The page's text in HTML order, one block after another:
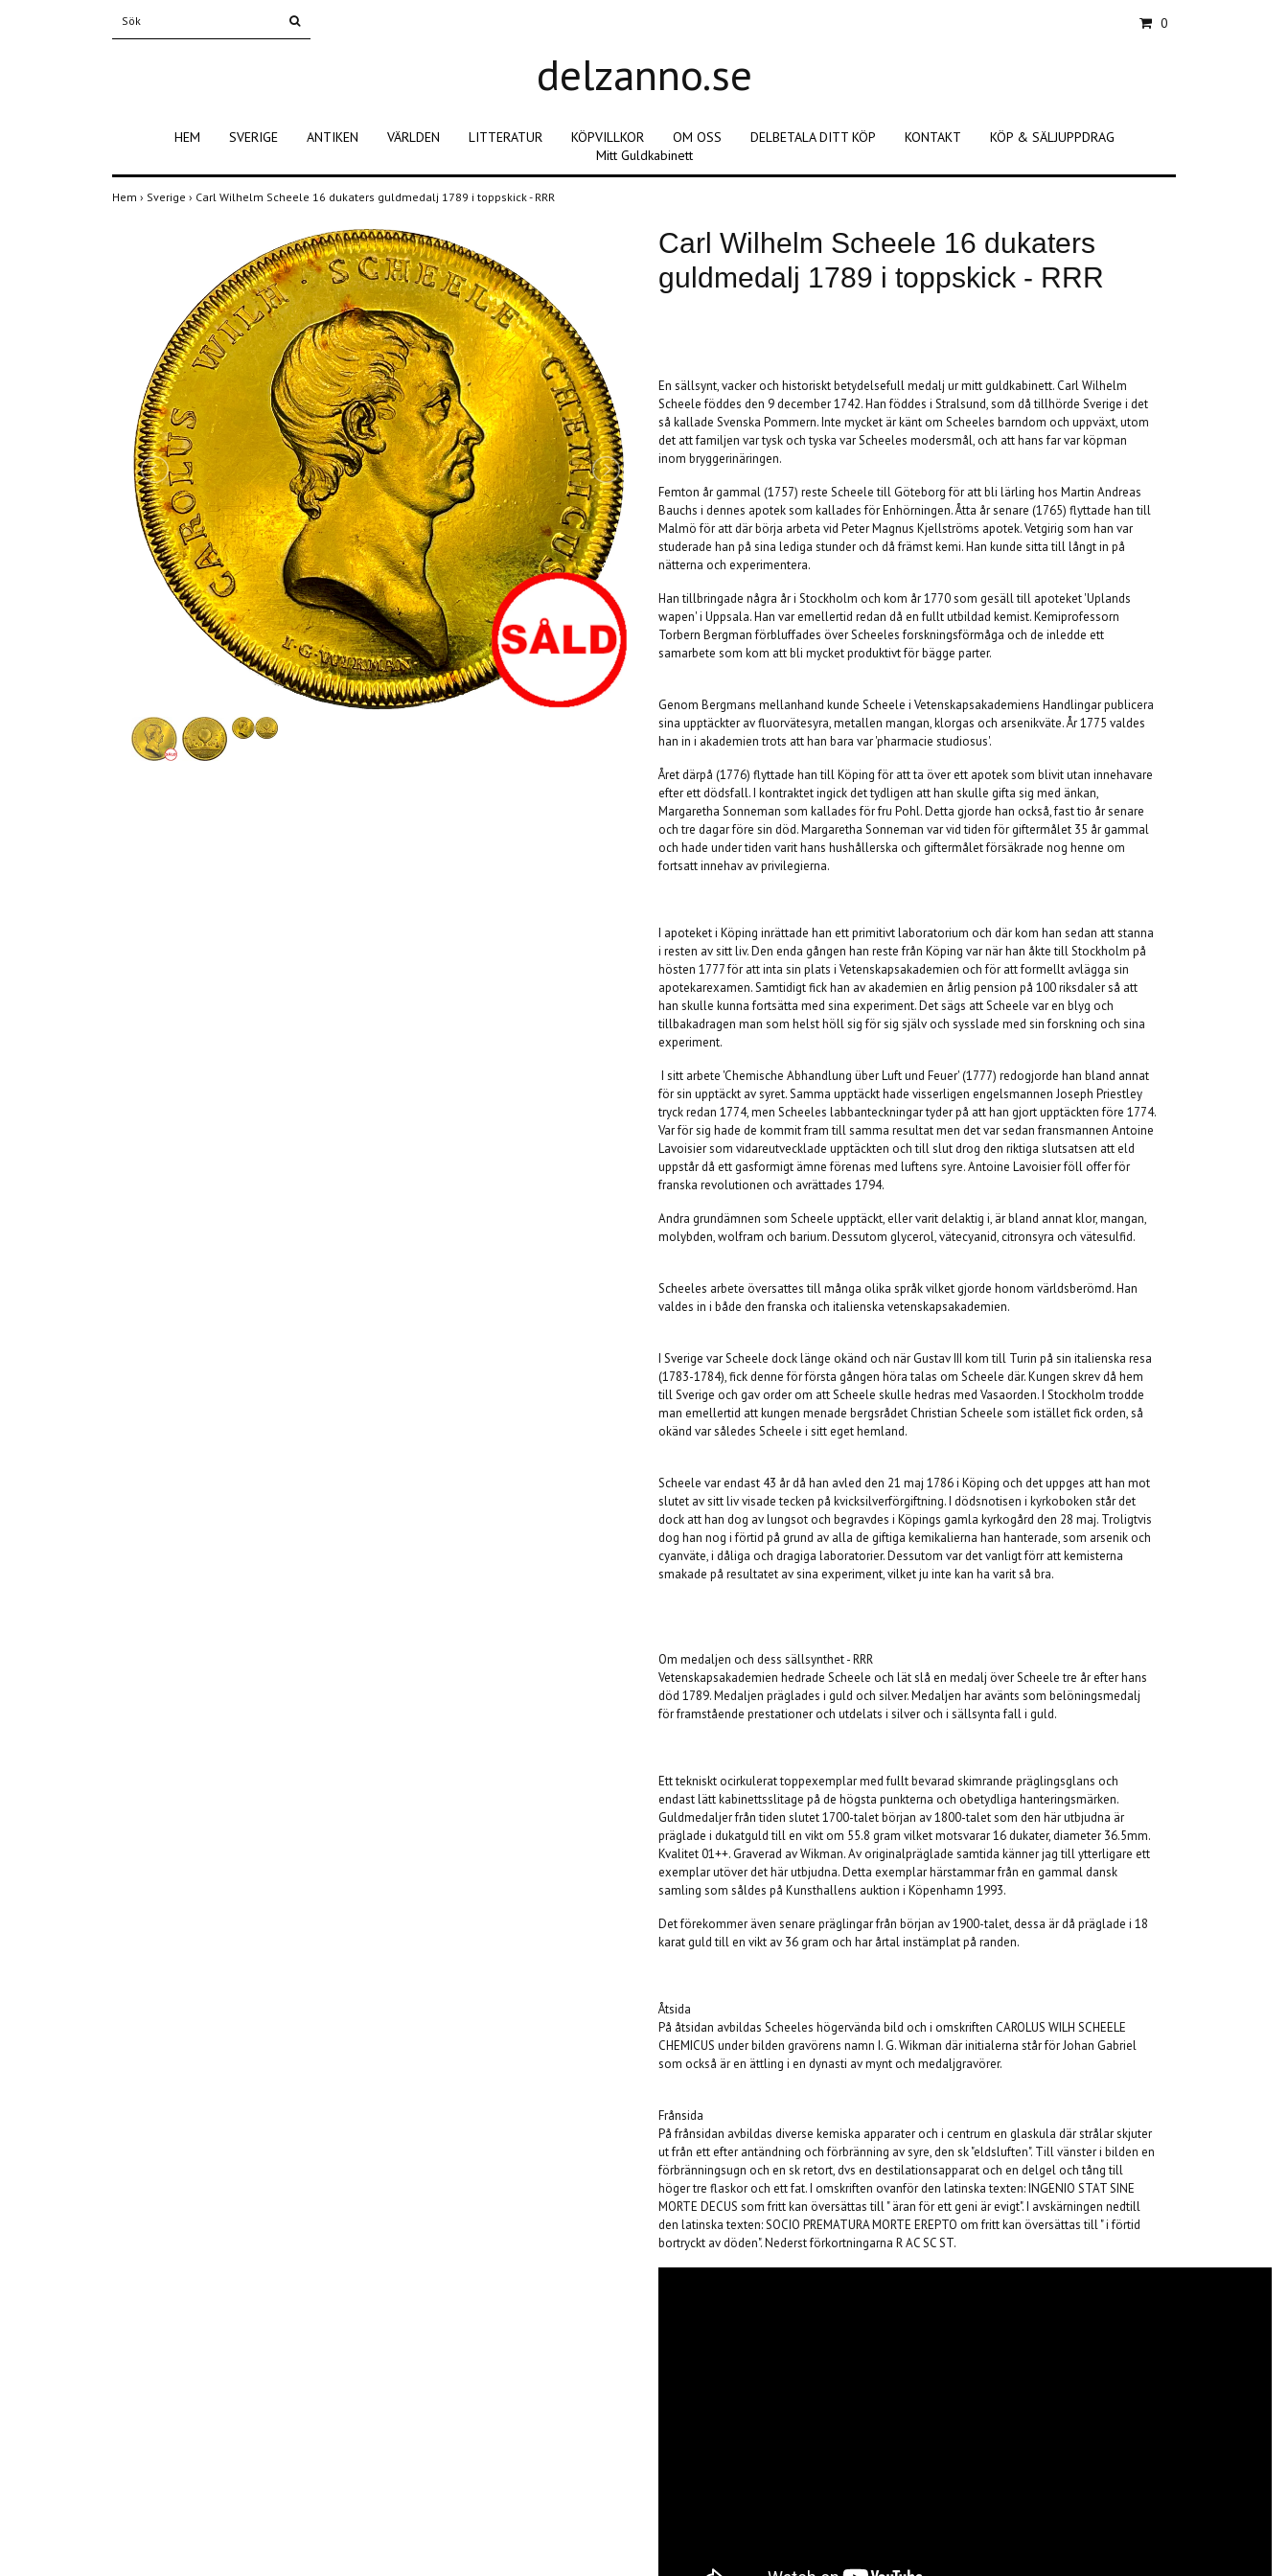
0
delzanno.se
HEM SVERIGE ANTIKEN VÄRLDEN LITTERATUR KÖPVILLKOR OM OSS DELBETALA DITT KÖP KONTAKT
KÖP & SÄLJUPPDRAG
Mitt Guldkabinett
Hem › Sverige › Carl Wilhelm Scheele 16 dukaters guldmedalj 1789 i toppskick - RRR
Carl Wilhelm Scheele 16 dukaters
guldmedalj 1789 i toppskick - RRR
En sällsynt, vacker och historiskt betydelsefull medalj ur mitt guldkabinett. Carl Wilhelm
Scheele föddes den 9 december 1742. Han föddes i Stralsund, som då tillhörde Sverige i det
så kallade Svenska Pommern. Inte mycket är känt om Scheeles barndom och uppväxt, utom
det att familjen var tysk och tyska var Scheeles modersmål, och att hans far var köpman
inom bryggerinäringen.
Femton år gammal (1757) reste Scheele till Göteborg för att bli lärling hos Martin Andreas
Bauchs i dennes apotek som kallades för Enhörningen. Åtta år senare (1765) flyttade han till
Malmö för att där börja arbeta vid Peter Magnus Kjellströms apotek. Vetgirig som han var
studerade han på sina lediga stunder och då främst kemi. Han kunde sitta till långt in på
nätterna och experimentera.
Han tillbringade några år i Stockholm och kom år 1770 som gesäll till apoteket 'Uplands
wapen' i Uppsala. Han var emellertid redan då en fullt utbildad kemist. Kemiprofessorn
Torbern Bergman förbluffades över Scheeles forskningsförmåga och de inledde ett
samarbete som kom att bli mycket produktivt för bägge parter.
Genom Bergmans mellanhand kunde Scheele i Vetenskapsakademiens Handlingar publicera
sina upptäckter av fluorvätesyra, metallen mangan, klorgas och arsenikväte. År 1775 valdes
han in i akademien trots att han bara var 'pharmacie studiosus'.
Året därpå (1776) flyttade han till Köping för att ta över ett apotek som blivit utan innehavare
efter ett dödsfall. I kontraktet ingick det tydligen att han skulle gifta sig med änkan,
Margaretha Sonneman som kallades för fru Pohl. Detta gjorde han också, fast tio år senare
och tre dagar före sin död. Margaretha Sonneman var vid tiden för giftermålet 35 år gammal
och hade under tiden varit hans hushållerska och giftermålet försäkrade nog henne om
fortsatt innehav av privilegierna.
I apoteket i Köping inrättade han ett primitivt laboratorium och där kom han sedan att stanna
i resten av sitt liv. Den enda gången han reste från Köping var när han åkte till Stockholm på
hösten 1777 för att inta sin plats i Vetenskapsakademien och för att formellt avlägga sin
apotekarexamen. Samtidigt fick han av akademien en årlig pension på 100 riksdaler så att
han skulle kunna fortsätta med sina experiment. Det sägs att Scheele var en blyg och
tillbakadragen man som helst höll sig för sig själv och sysslade med sin forskning och sina
experiment.
I sitt arbete 'Chemische Abhandlung über Luft und Feuer' (1777) redogjorde han bland annat
för sin upptäckt av syret. Samma upptäckt hade visserligen engelsmannen Joseph Priestley
tryck redan 1774, men Scheeles labbanteckningar tyder på att han gjort upptäckten före 1774.
Var för sig hade de kommit fram till samma resultat men det var sedan fransmannen Antoine
Lavoisier som vidareutvecklade upptäckten och till slut drog den riktiga slutsatsen att eld
uppstår då ett gasformigt ämne förenas med luftens syre. Antoine Lavoisier föll offer för
franska revolutionen och avrättades 1794.
Andra grundämnen som Scheele upptäckt, eller varit delaktig i, är bland annat klor, mangan,
molybden, wolfram och barium. Dessutom glycerol, vätecyanid, citronsyra och vätesulfid.
Scheeles arbete översattes till många olika språk vilket gjorde honom världsberömd. Han
valdes in i både den franska och italienska vetenskapsakademien.
I Sverige var Scheele dock länge okänd och när Gustav III kom till Turin på sin italienska resa
(1783-1784), fick denne för första gången höra talas om Scheele där. Kungen skrev då hem
till Sverige och gav order om att Scheele skulle hedras med Vasaorden. I Stockholm trodde
man emellertid att kungen menade bergsrådet Christian Scheele som istället fick orden, så
okänd var således Scheele i sitt eget hemland.
Scheele var endast 43 år då han avled den 21 maj 1786 i Köping och det uppges att han mot
slutet av sitt liv visade tecken på kvicksilverförgiftning. I dödsnotisen i kyrkoboken står det
dock att han dog av lungsot och begravdes i Köpings gamla kyrkogård den 28 maj. Troligtvis
dog han nog i förtid på grund av alla de giftiga kemikalierna han hanterade, som arsenik och
cyanväte, i dåliga och dragiga laboratorier. Dessutom var det vanligt förr att kemisterna
smakade på resultatet av sina experiment, vilket ju inte kan ha varit så bra.
Om medaljen och dess sällsynthet - RRR
Vetenskapsakademien hedrade Scheele och lät slå en medalj över Scheele tre år efter hans
död 1789. Medaljen präglades i guld och silver. Medaljen har avänts som belöningsmedalj
för framstående prestationer och utdelats i silver och i sällsynta fall i guld.
Ett tekniskt ocirkulerat toppexemplar med fullt bevarad skimrande präglingsglans och
endast lätt kabinettsslitage på de högsta punkterna och obetydliga hanteringsmärken.
Guldmedaljer från tiden slutet 1700-talet början av 1800-talet som den här utbjudna är
präglade i dukatguld till en vikt om 55.8 gram vilket motsvarar 16 dukater, diameter 36.5mm.
Kvalitet 01++. Graverad av Wikman. Av originalpräglade samtida känner jag till ytterligare ett
exemplar utöver det här utbjudna. Detta exemplar härstammar från en gammal dansk
samling som såldes på Kunsthallens auktion i Köpenhamn 1993.
Det förekommer även senare präglingar från början av 1900-talet, dessa är då präglade i 18
karat guld till en vikt av 36 gram och har årtal instämplat på randen.
Åtsida
På åtsidan avbildas Scheeles högervända bild och i omskriften CAROLUS WILH SCHEELE
CHEMICUS under bilden gravörens namn I. G. Wikman där initialerna står för Johan Gabriel
som också är en ättling i en dynasti av mynt och medaljgravörer.
Frånsida
På frånsidan avbildas diverse kemiska apparater och i centrum en glaskula där strålar skjuter
ut från ett efter antändning och förbränning av syre, den sk "eldsluften". Till vänster i bilden en
förbränningsugn och en sk retort, dvs en destilationsapparat och en delgel och tång till
höger tre flaskor och ett fat. I omskriften ovanför den latinska texten: INGENIO STAT SINE
MORTE DECUS som fritt kan översättas till " äran för ett geni är evigt". I avskärningen nedtill
den latinska texten: SOCIO PREMATURA MORTE EREPTO om fritt kan översättas till " i förtid
bortryckt av döden". Nederst förkortningarna R AC SC ST.